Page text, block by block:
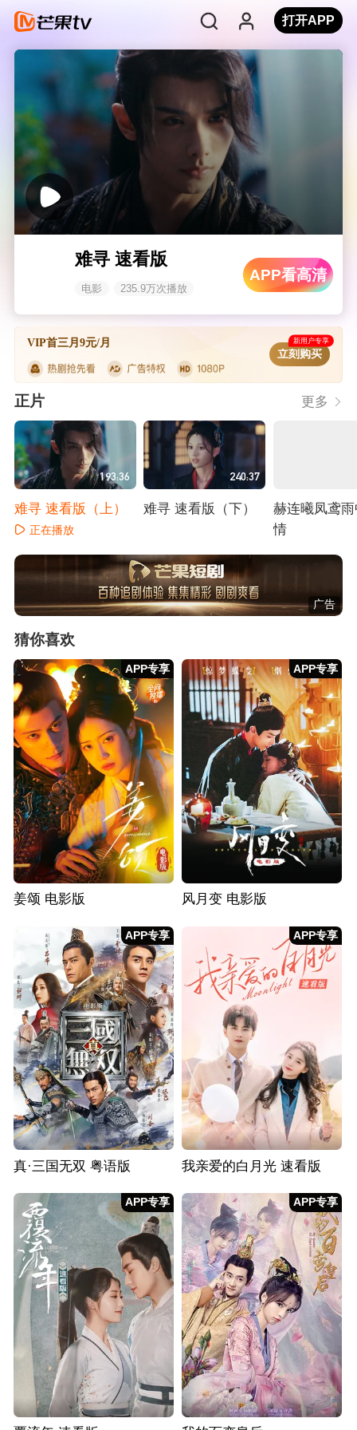
打开APP
难寻 速看版
电影 235.9万次播放
APP看高清
VIP首三月9元/月 新用户专享
立刻购买
正片 更多
193:36
难寻 速看版（上）
正在播放
240:37
难寻 速看版（下）
赫连曦凤鸢
情
广告
猜你喜欢
APP专享
姜颂 电影版
APP专享
风月变 电影版
APP专享
真·三国无双 粤语版
APP专享
我亲爱的白月光 速看版
APP专享 APP专享